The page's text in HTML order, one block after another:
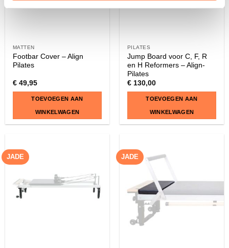
MATTEN
Footbar Cover – Align
Pilates
€49,95
TOEVOEGEN AAN
WINKELWAGEN
PILATES
Jump Board voor C, F, R
en H Reformers – Align-
Pilates
€130,00
TOEVOEGEN AAN
WINKELWAGEN
JADE JADE